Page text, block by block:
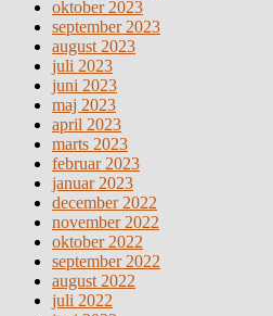
oktober 2023
september 2023
august 2023
juli 2023
juni 2023
maj 2023
april 2023
marts 2023
februar 2023
januar 2023
december 2022
november 2022
oktober 2022
september 2022
august 2022
juli 2022